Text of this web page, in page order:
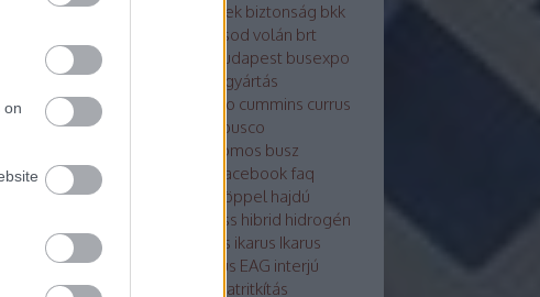
on
bemutató
beszerzések biztonság bkk
borsod volán brt
búcsú
Búcsú a korelnöktől budapest busexpo
busworldbuszfesztivál
buszgyártás
buszsofőrbvg credo cummins currus
debrecen
Ebusco
elektromos busz
Elektro tudástár
facebook faq
futárganzgeneral motors göppel hajdú
hess hibrid hidrogén
hírek hispano ikarbus ikarus Ikarus
Ikarus200 50
Ikarus EAG interjú
irisbusirizar
járatritkítás